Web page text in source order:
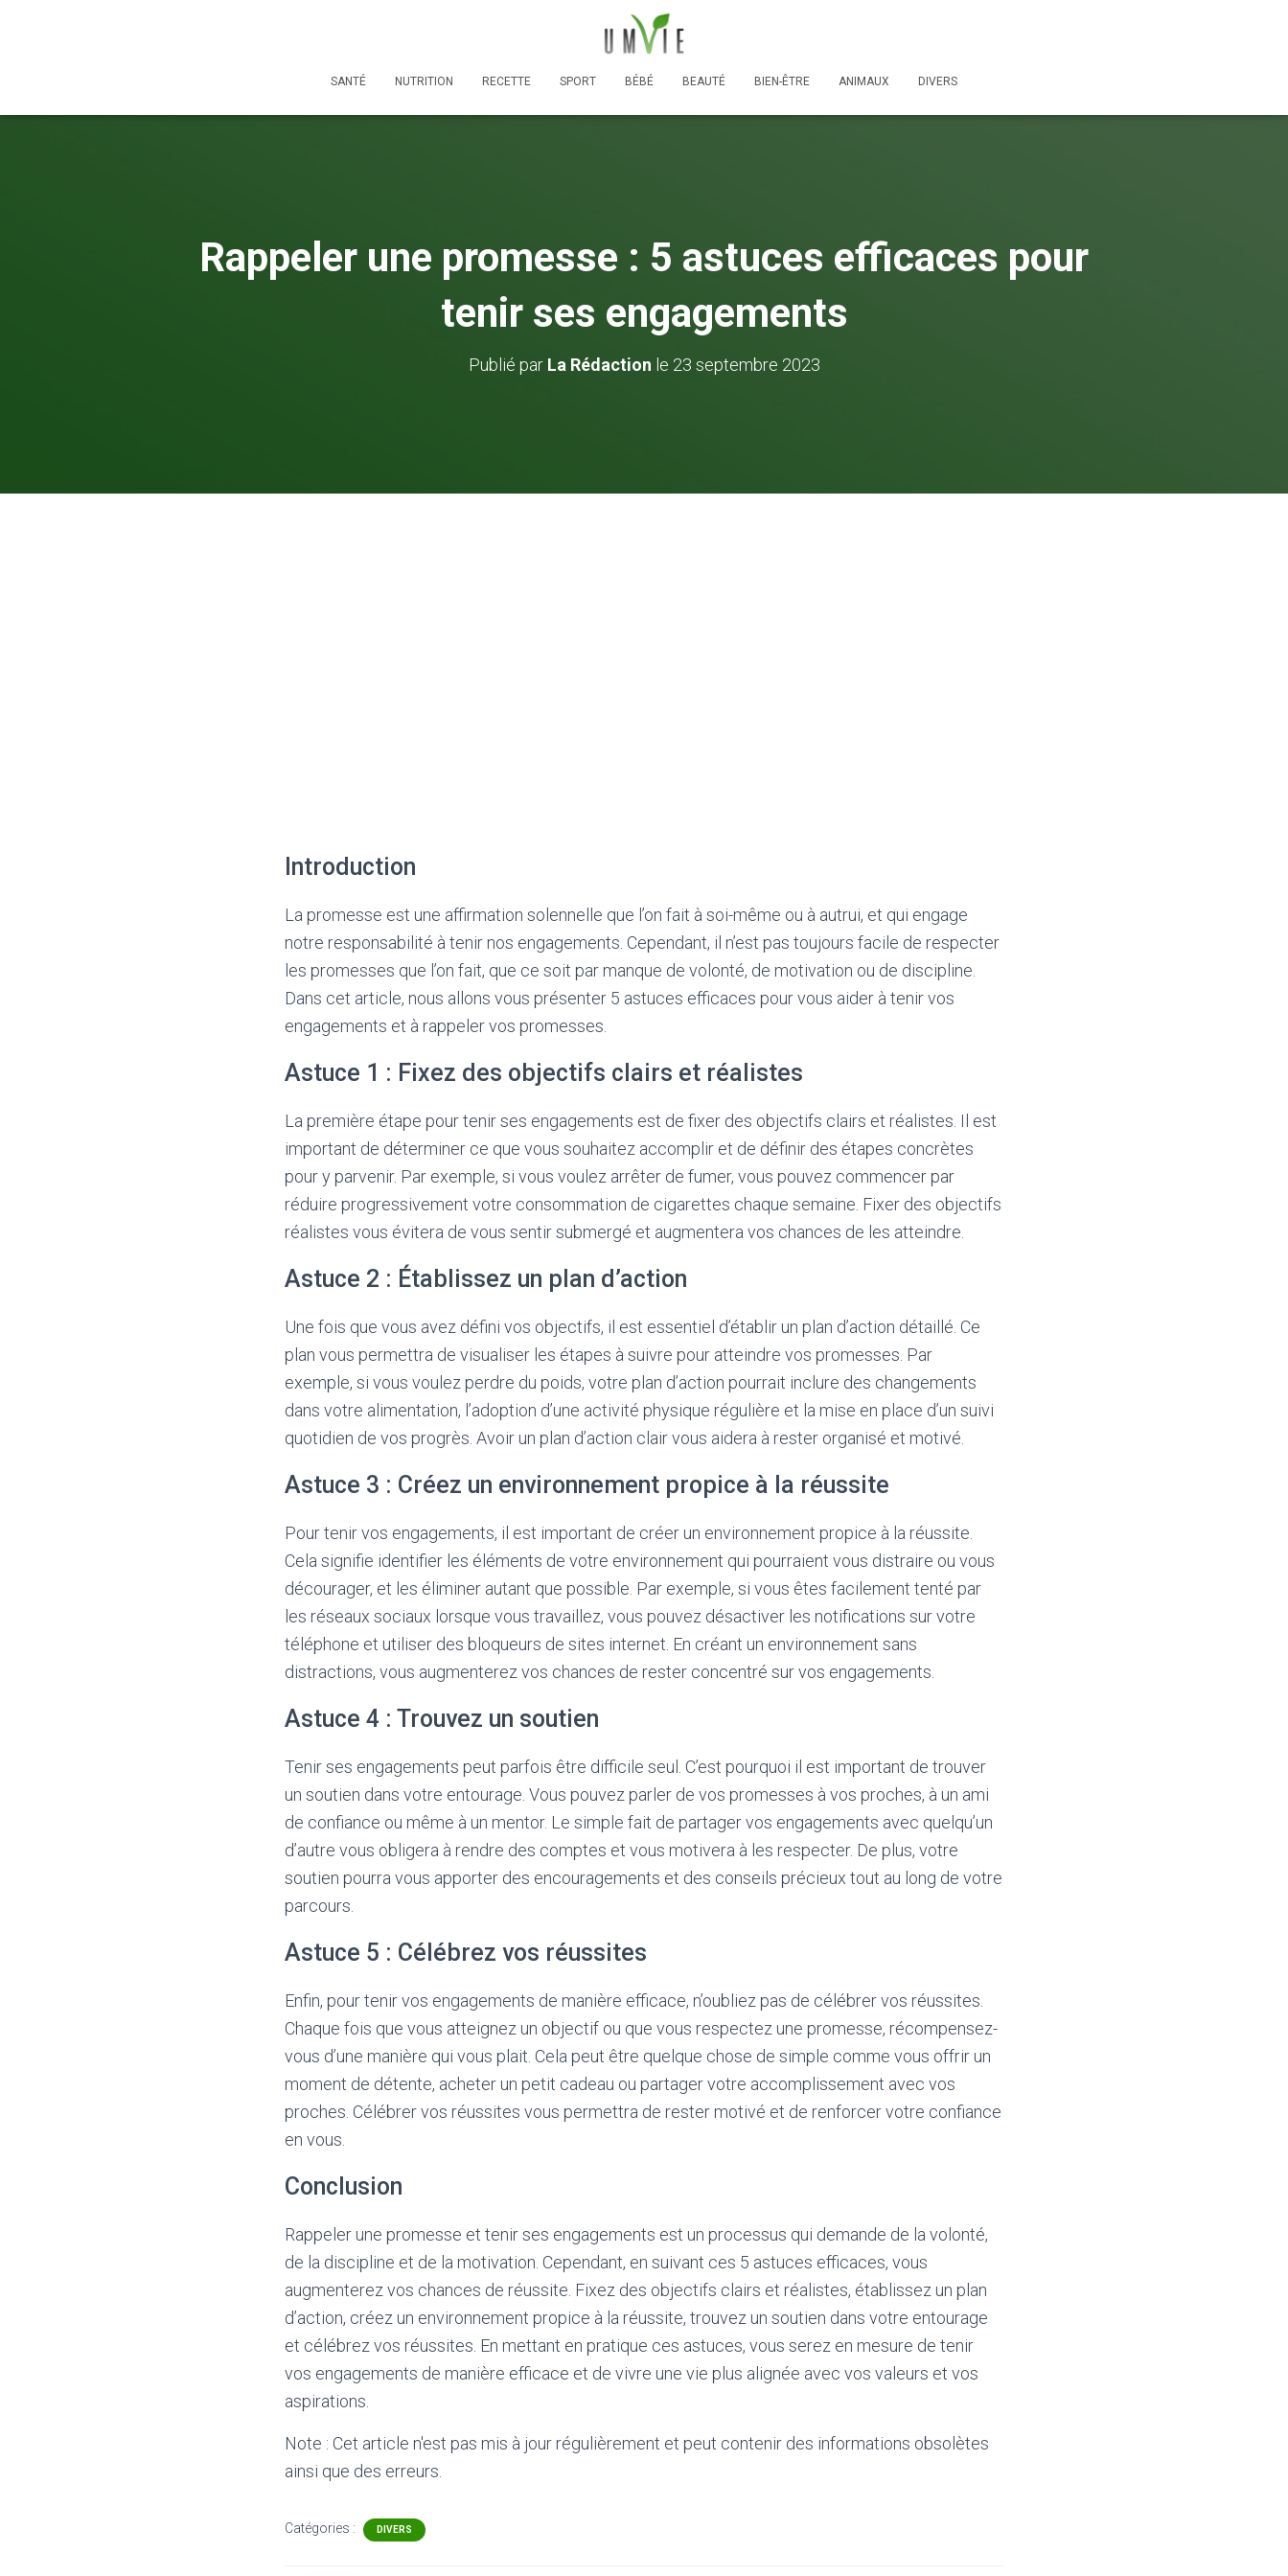
SANTÉ NUTRITION RECETTE SPORT BÉBÉ BEAUTÉ BIEN-ÊTRE ANIMAUX DIVERS
Rappeler une promesse : 5 astuces efficaces pour
tenir ses engagements
Publié par La Rédaction le 23 septembre 2023
Introduction
La promesse est une affirmation solennelle que l’on fait à soi-même ou à autrui, et qui engage
notre responsabilité à tenir nos engagements. Cependant, il n’est pas toujours facile de respecter
les promesses que l’on fait, que ce soit par manque de volonté, de motivation ou de discipline.
Dans cet article, nous allons vous présenter 5 astuces efficaces pour vous aider à tenir vos
engagements et à rappeler vos promesses.
Astuce 1 : Fixez des objectifs clairs et réalistes
La première étape pour tenir ses engagements est de fixer des objectifs clairs et réalistes. Il est
important de déterminer ce que vous souhaitez accomplir et de définir des étapes concrètes
pour y parvenir. Par exemple, si vous voulez arrêter de fumer, vous pouvez commencer par
réduire progressivement votre consommation de cigarettes chaque semaine. Fixer des objectifs
réalistes vous évitera de vous sentir submergé et augmentera vos chances de les atteindre.
Astuce 2 : Établissez un plan d’action
Une fois que vous avez défini vos objectifs, il est essentiel d’établir un plan d’action détaillé. Ce
plan vous permettra de visualiser les étapes à suivre pour atteindre vos promesses. Par
exemple, si vous voulez perdre du poids, votre plan d’action pourrait inclure des changements
dans votre alimentation, l’adoption d’une activité physique régulière et la mise en place d’un suivi
quotidien de vos progrès. Avoir un plan d’action clair vous aidera à rester organisé et motivé.
Astuce 3 : Créez un environnement propice à la réussite
Pour tenir vos engagements, il est important de créer un environnement propice à la réussite.
Cela signifie identifier les éléments de votre environnement qui pourraient vous distraire ou vous
décourager, et les éliminer autant que possible. Par exemple, si vous êtes facilement tenté par
les réseaux sociaux lorsque vous travaillez, vous pouvez désactiver les notifications sur votre
téléphone et utiliser des bloqueurs de sites internet. En créant un environnement sans
distractions, vous augmenterez vos chances de rester concentré sur vos engagements.
Astuce 4 : Trouvez un soutien
Tenir ses engagements peut parfois être difficile seul. C’est pourquoi il est important de trouver
un soutien dans votre entourage. Vous pouvez parler de vos promesses à vos proches, à un ami
de confiance ou même à un mentor. Le simple fait de partager vos engagements avec quelqu’un
d’autre vous obligera à rendre des comptes et vous motivera à les respecter. De plus, votre
soutien pourra vous apporter des encouragements et des conseils précieux tout au long de votre
parcours.
Astuce 5 : Célébrez vos réussites
Enfin, pour tenir vos engagements de manière efficace, n’oubliez pas de célébrer vos réussites.
Chaque fois que vous atteignez un objectif ou que vous respectez une promesse, récompensez-
vous d’une manière qui vous plait. Cela peut être quelque chose de simple comme vous offrir un
moment de détente, acheter un petit cadeau ou partager votre accomplissement avec vos
proches. Célébrer vos réussites vous permettra de rester motivé et de renforcer votre confiance
en vous.
Conclusion
Rappeler une promesse et tenir ses engagements est un processus qui demande de la volonté,
de la discipline et de la motivation. Cependant, en suivant ces 5 astuces efficaces, vous
augmenterez vos chances de réussite. Fixez des objectifs clairs et réalistes, établissez un plan
d’action, créez un environnement propice à la réussite, trouvez un soutien dans votre entourage
et célébrez vos réussites. En mettant en pratique ces astuces, vous serez en mesure de tenir
vos engagements de manière efficace et de vivre une vie plus alignée avec vos valeurs et vos
aspirations.
Note : Cet article n'est pas mis à jour régulièrement et peut contenir des informations obsolètes
ainsi que des erreurs.
Catégories : DIVERS